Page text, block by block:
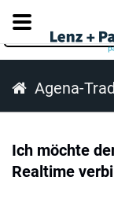
Agena-
Ich möchte
Realtime